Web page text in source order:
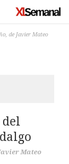
de Javier Mateo
Mateo